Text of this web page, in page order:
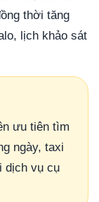
thời tăng
lịch khảo sát
ưu tiên tìm
ngày, taxi
dịch vụ cụ